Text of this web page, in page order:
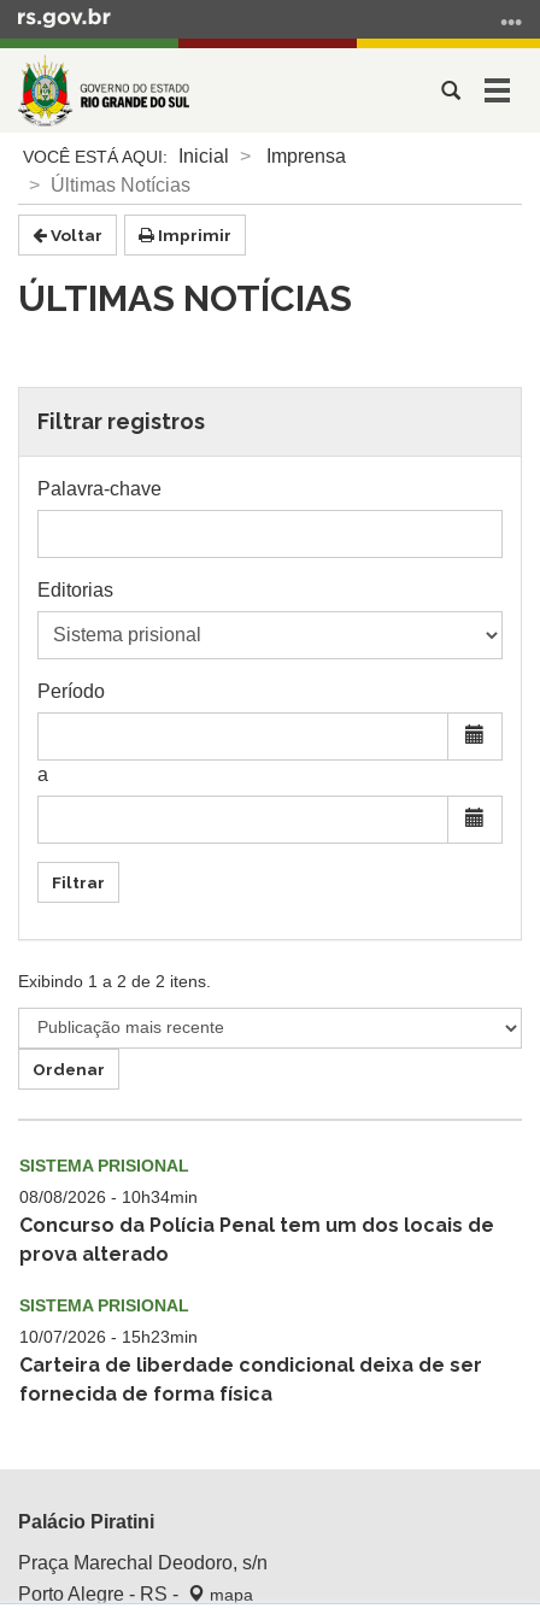
para
conteúdo
para
menu
para
Abrir
conteúdo
Inicial
Imprensa
Últimas Notícias
Voltar Imprimir
ÚLTIMAS NOTÍCIAS
Filtrar registros
Palavra-chave
Editorias
Período
a
Filtrar
Exibindo 1 a 2 de 2 itens.
Ordenar
SISTEMA PRISIONAL
08/08/2026 - 10h34min
Concurso da Polícia Penal tem um dos locais de
prova alterado
SISTEMA PRISIONAL
10/07/2026 - 15h23min
Carteira de liberdade condicional deixa de ser
fornecida de forma física
Palácio Piratini
Praça Marechal Deodoro, s/n
Porto Alegre - RS -
mapa